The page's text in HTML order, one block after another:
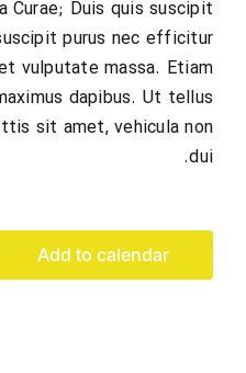
Duis quis suscipit
purus nec efficitur
vulputate massa. Etiam
dapibus. Ut tellus
sit amet, vehicula non
dui.
Add to calendar